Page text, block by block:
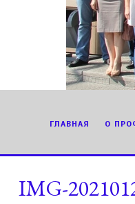
ГЛАВНАЯ О
IMG-